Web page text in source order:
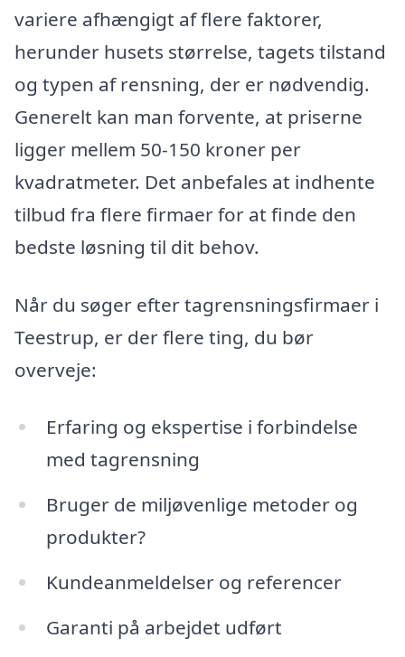
variere afhængigt af flere faktorer,
herunder husets størrelse, tagets tilstand
og typen af rensning, der er nødvendig.
Generelt kan man forvente, at priserne
ligger mellem 50-150 kroner per
kvadratmeter. Det anbefales at indhente
tilbud fra flere firmaer for at finde den
bedste løsning til dit behov.
Når du søger efter tagrensningsfirmaer i
Teestrup, er der flere ting, du bør
overveje:
Erfaring og ekspertise i forbindelse
med tagrensning
Bruger de miljøvenlige metoder og
produkter?
Kundeanmeldelser og referencer
Garanti på arbejdet udført